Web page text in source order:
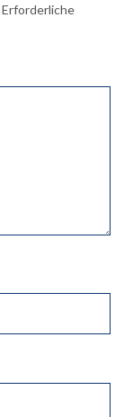
Erforderliche